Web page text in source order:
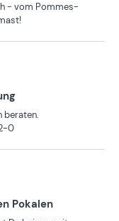
- vom Pommes-
beraten.
0
Pokalen